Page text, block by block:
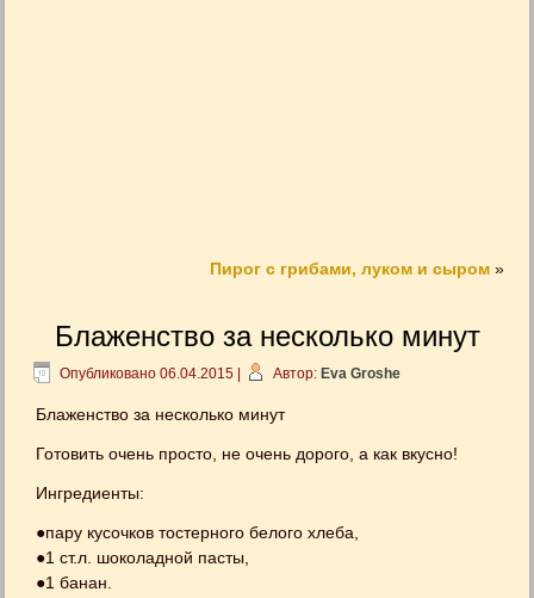
Пирог с грибами, луком и сыром»
Блаженство за несколько минут
Опубликовано 06.04.2015 Автор: Eva Groshe
Блаженство за несколько минут
Готовить очень просто, не очень дорого, а как вкусно!
Ингредиенты:
●пару кусочков тостерного белого хлеба,
●1 ст.л. шоколадной пасты,
●1 банан.